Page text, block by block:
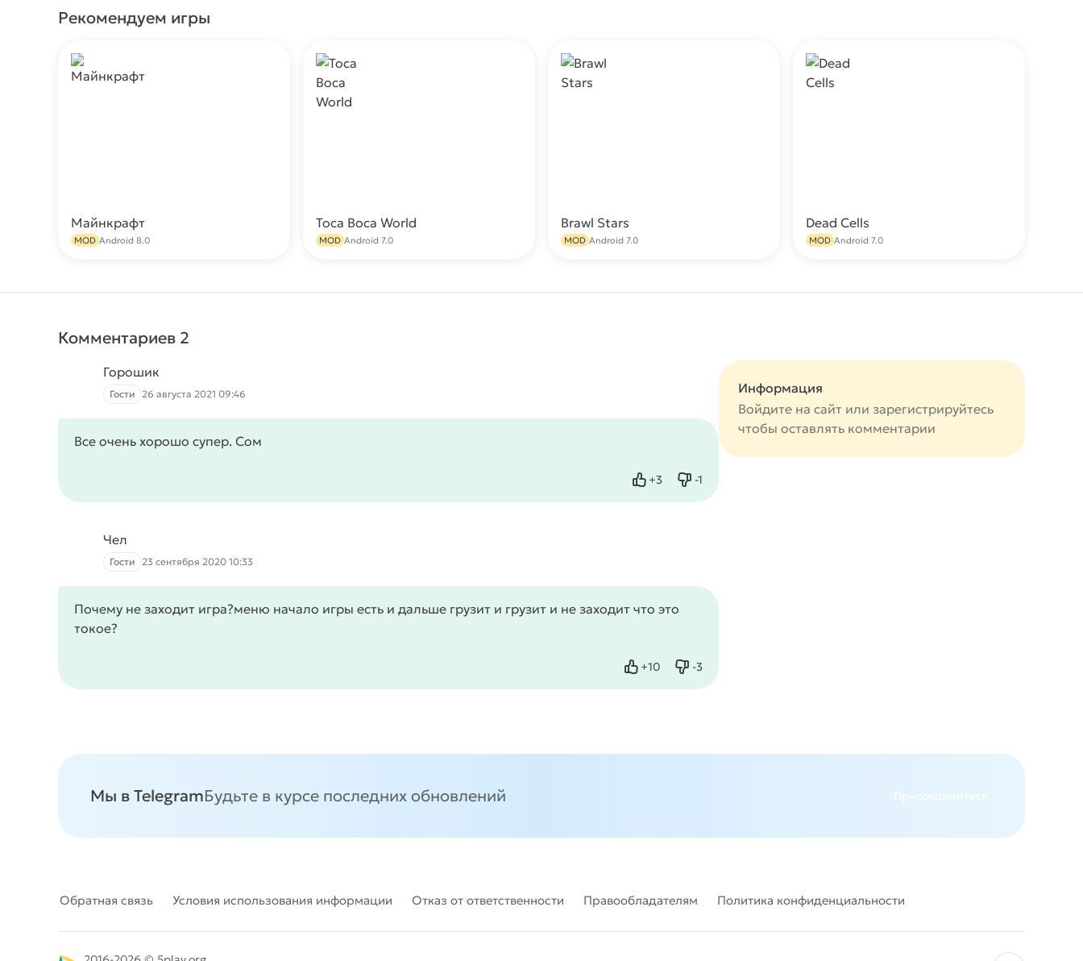
Рекомендуем игры
Майнкрафт
MOD Android 8.0
Toca Boca World
MOD Android 7.0
Brawl Stars
MOD Android 7.0
Dead Cells
MOD Android 7.0
Комментариев 2
Горошик
Гости 26 августа 2021 09:46
Все очень хорошо супер. Сом
+3
Нравится -1
Не нравится
Чел
Гости 23 сентября 2020 10:33
Почему не заходит игра?меню начало игры есть и дальше грузит и грузит и не заходит что это
токое?
+10
Нравится -3
Не нравится
Информация
Войдите на сайт или зарегистрируйтесь
чтобы оставлять комментарии
Мы в TelegramБудьте в курсе последних обновлений Присоединиться
Обратная связь Условия использования информации Отказ от ответственности Правообладателям Политика конфиденциальности